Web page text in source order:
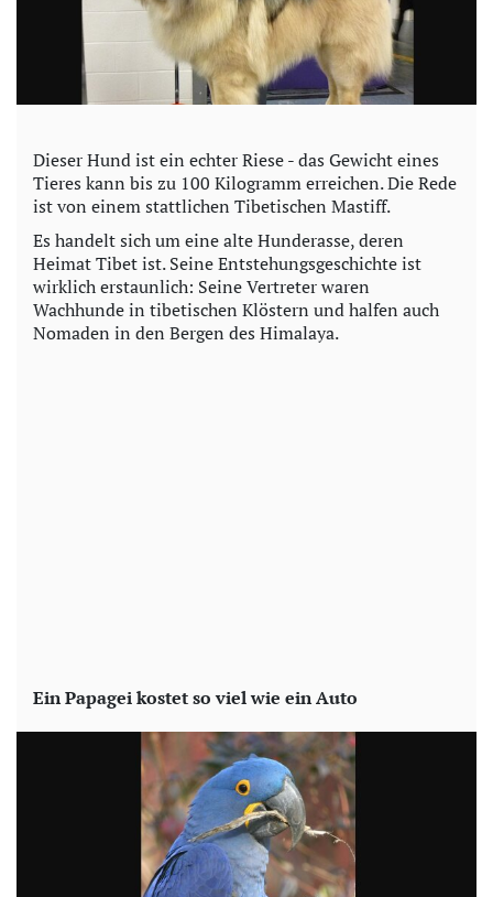
Dieser Hund ist ein echter Riese - das Gewicht eines
Tieres kann bis zu 100 Kilogramm erreichen. Die Rede
ist von einem stattlichen Tibetischen Mastiff.
Es handelt sich um eine alte Hunderasse, deren
Heimat Tibet ist. Seine Entstehungsgeschichte ist
wirklich erstaunlich: Seine Vertreter waren
Wachhunde in tibetischen Klöstern und halfen auch
Nomaden in den Bergen des Himalaya.
Ein Papagei kostet so viel wie ein Auto